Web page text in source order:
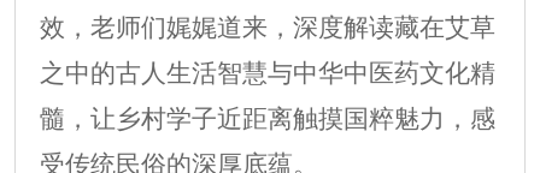
效，老师们娓娓道来，深度解读藏在艾草
之中的古人生活智慧与中华中医药文化精
髓，让乡村学子近距离触摸国粹魅力，感
受传统民俗的深厚底蕴。